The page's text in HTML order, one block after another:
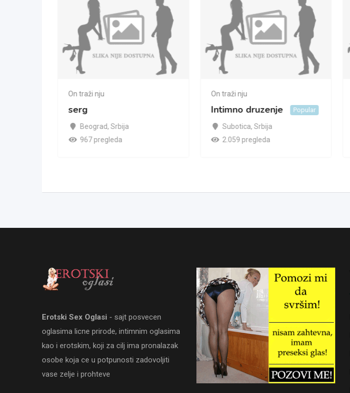
On traži nju
serg
Beograd, Srbija
967 pregleda
On traži nju
Intimno druzenje Popular
Subotica, Srbija
2.059 pregleda
Erotski Sex Oglasi - sajt posvecen
oglasima licne prirode, intimnim oglasima
kao i erotskim, koji za cilj ima pronalazak
osobe koja ce u potpunosti zadovoljiti
vase zelje i prohteve